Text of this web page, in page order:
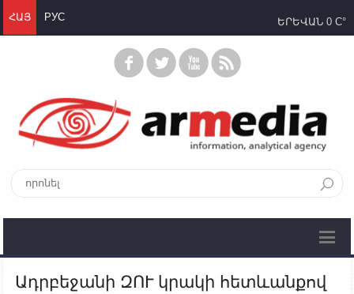
ՀԱՅ РУС ԵՐԵՎԱՆ 0 C°
Ադրբեջանի ԶՈՒ կրակի հետևանքով